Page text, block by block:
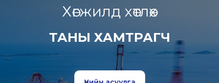
Хөгжилд хөтлөх
ТАНЫ ХАМТРАГЧ